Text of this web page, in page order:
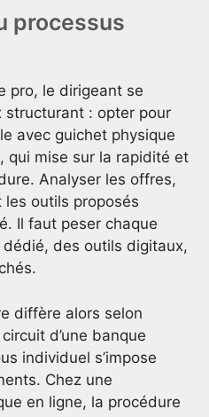
processus
pro, le dirigeant se
structurant : opter pour
avec guichet physique
qui mise sur la rapidité et
Analyser les offres,
outils proposés
Il faut peser chaque
des outils digitaux,
diffère alors selon
d’une banque
individuel s’impose
Chez une
en ligne, la procédure